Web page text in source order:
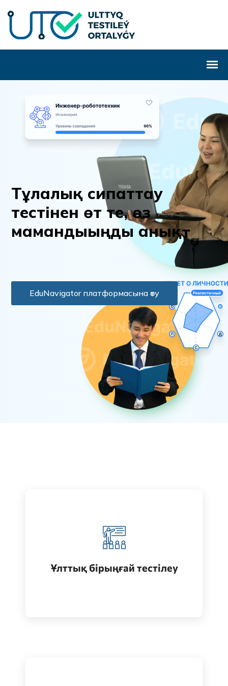
Тұлалық сипаттау
тестінен өт те, өз
мамандыыңды анықта
EduNavigator платформасына өту
Ұлттық бірыңғай тестілеу
Қазақстанда жоғары білім алу
(бакалавриат)
Өту